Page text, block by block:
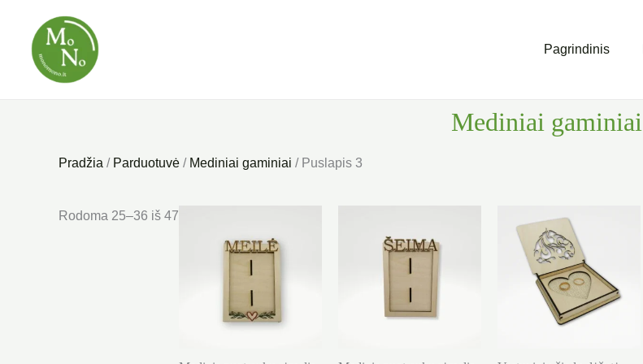
turinio
Pagrindinis
Mediniai gaminiai
Pradžia / Parduotuvė / Mediniai gaminiai / Puslapis 3
Rodoma 25–36 iš 47